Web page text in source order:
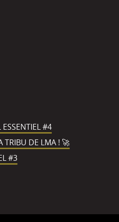
ESSENTIEL #4
TRIBU DE LMA ! 🚀
#3